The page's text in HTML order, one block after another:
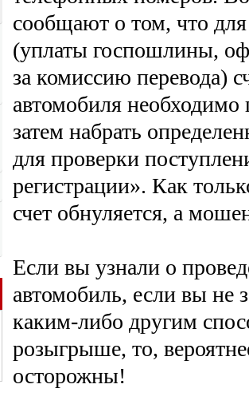
сообщают о том, что
(уплаты госпошлины,
за комиссию перевода)
автомобиля
затем набрать
для проверки
регистрации». Как
счет обнуляется, а
Если вы узнали о
автомобиль, если вы не
каким-либо другим
розыгрыше, то,
осторожны!